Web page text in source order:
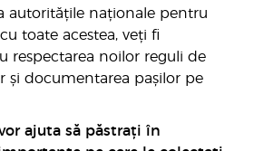
autoritățile naționale pentru
toate acestea, veți fi
respectarea noilor reguli de
și documentarea pașilor pe
ajuta să păstrați în